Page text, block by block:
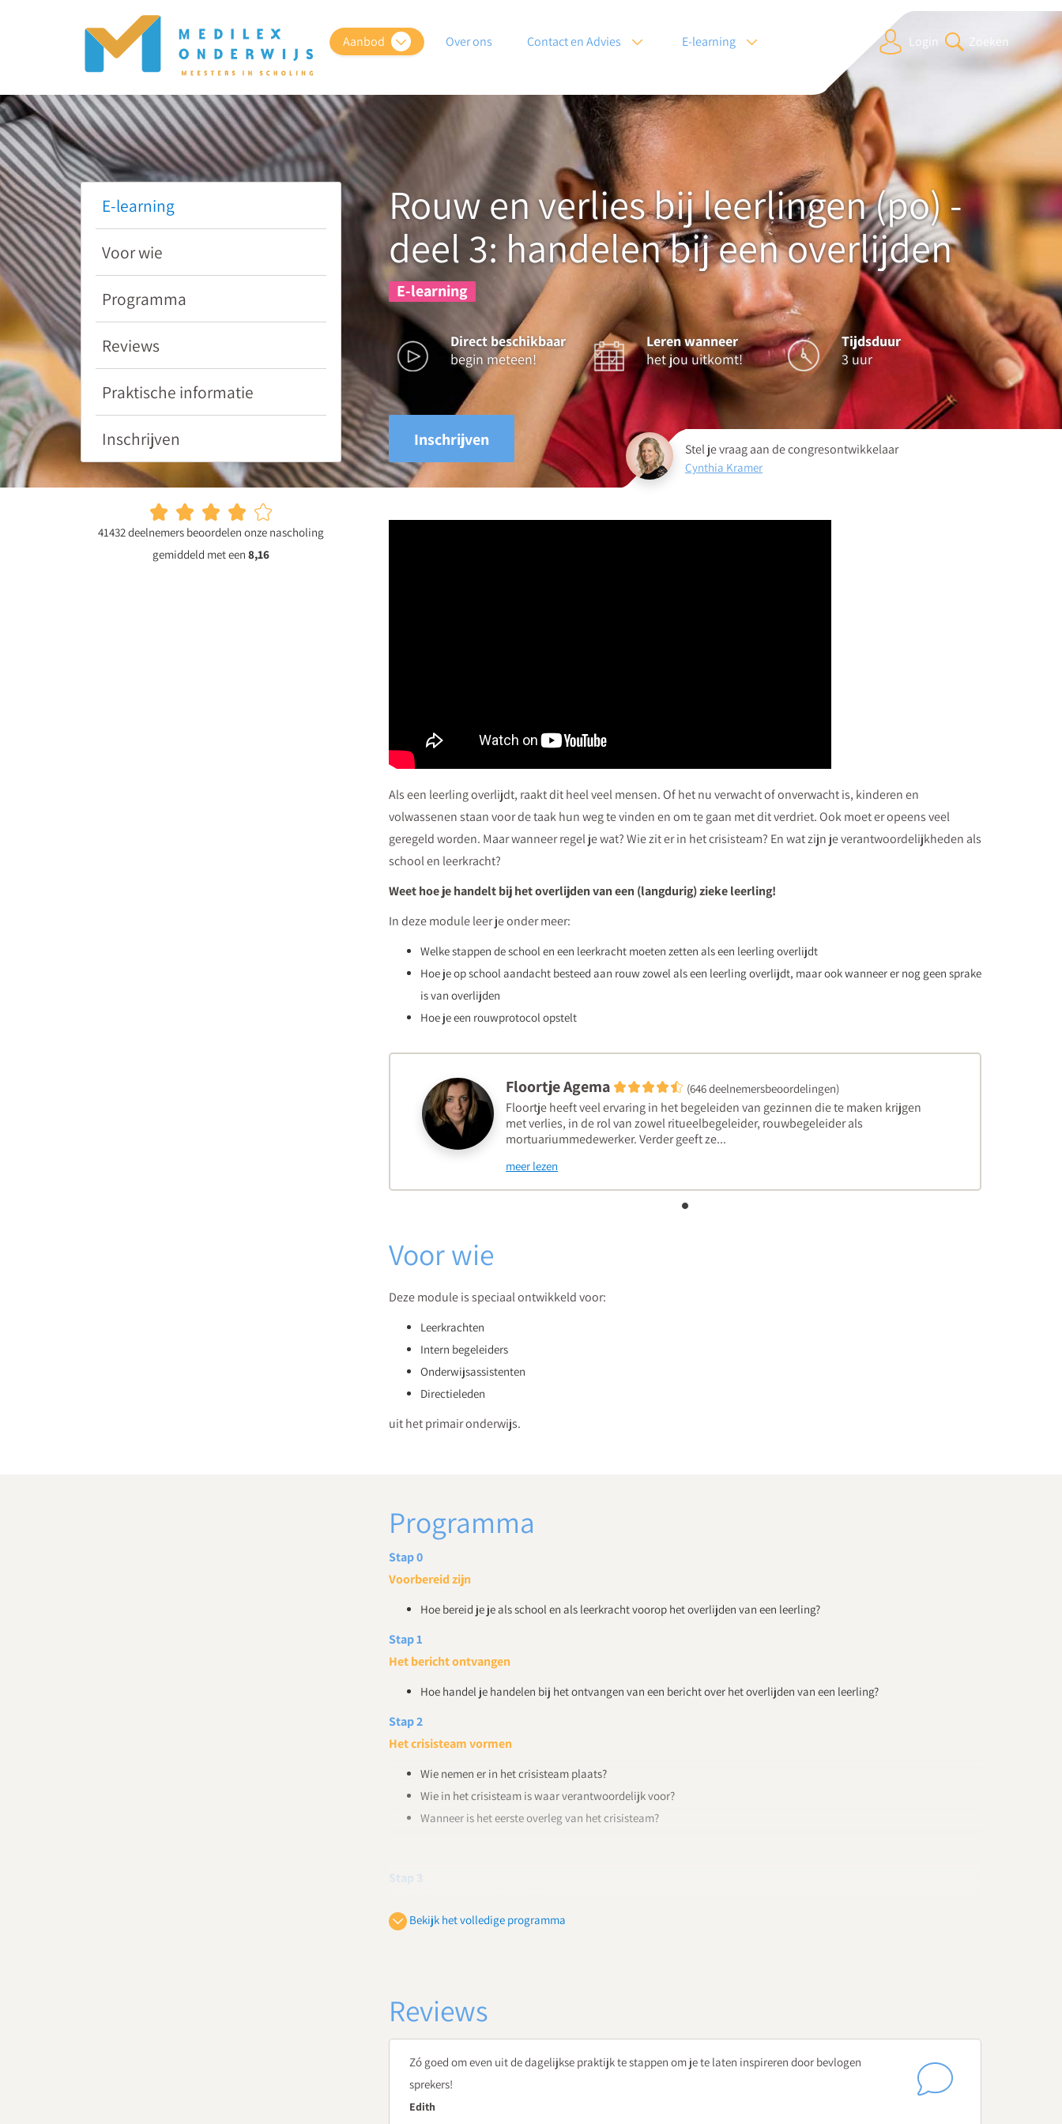
Aanbod Over ons Contact en Advies E-learning Login Zoeken
E-learning
Voor wie
Programma
Reviews
Praktische informatie
Inschrijven
41432 deelnemers beoordelen onze nascholing
gemiddeld met een 8,16
Rouw en verlies bij leerlingen (po) -
deel 3: handelen bij een overlijden
E-learning
Direct beschikbaar
begin meteen!
Leren wanneer
het jou uitkomt!
Tijdsduur
3 uur
Inschrijven Stel je vraag aan de congresontwikkelaar
Cynthia Kramer
Als een leerling overlijdt, raakt dit heel veel mensen. Of het nu verwacht of onverwacht is, kinderen en
volwassenen staan voor de taak hun weg te vinden en om te gaan met dit verdriet. Ook moet er opeens veel
geregeld worden. Maar wanneer regel je wat? Wie zit er in het crisisteam? En wat zijn je verantwoordelijkheden als
school en leerkracht?
Weet hoe je handelt bij het overlijden van een (langdurig) zieke leerling!
In deze module leer je onder meer:
Welke stappen de school en een leerkracht moeten zetten als een leerling overlijdt
Hoe je op school aandacht besteed aan rouw zowel als een leerling overlijdt, maar ook wanneer er nog geen sprake
is van overlijden
Hoe je een rouwprotocol opstelt
Floortje Agema (646 deelnemersbeoordelingen)
Floortje heeft veel ervaring in het begeleiden van gezinnen die te maken krijgen
met verlies, in de rol van zowel ritueelbegeleider, rouwbegeleider als
mortuariummedewerker. Verder geeft ze...
meer lezen
Voor wie
Deze module is speciaal ontwikkeld voor:
Leerkrachten
Intern begeleiders
Onderwijsassistenten
Directieleden
uit het primair onderwijs.
Programma
Stap 0
Voorbereid zijn
Hoe bereid je je als school en als leerkracht voorop het overlijden van een leerling?
Stap 1
Het bericht ontvangen
Hoe handel je handelen bij het ontvangen van een bericht over het overlijden van een leerling?
Stap 2
Het crisisteam vormen
Wie nemen er in het crisisteam plaats?
Wie in het crisisteam is waar verantwoordelijk voor?
Wanneer is het eerste overleg van het crisisteam?
Stap 3
Wie moet er geïnformeerd worden over het overlijden van de leerling?
Praten over wat er is gebeurd
Stap 5
Aanpassingen doorvoeren
Welke aanpassingen moet je doorvoeren wat betreft de planning en de uitvoering van praktische zaken rondom
Bekijk het volledige programma
Reviews
Zó goed om even uit de dagelijkse praktijk te stappen om je te laten inspireren door bevlogen
sprekers!
Edith